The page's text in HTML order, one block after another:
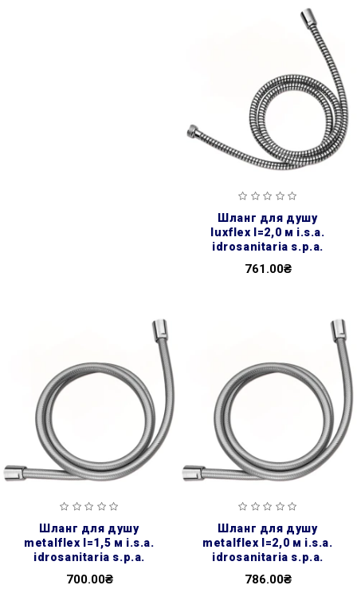
шланг для душу
luxflex l=2,0 м i.s.a.
idrosanitaria s.p.a.
761.00₴
шланг для душу
metalflex l=1,5 м i.s.a.
idrosanitaria s.p.a.
700.00₴
шланг для душу
metalflex l=2,0 м i.s.a.
idrosanitaria s.p.a.
786.00₴